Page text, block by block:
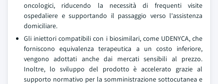
oncologici, riducendo la necessità di frequenti visite
ospedaliere e supportando il passaggio verso l'assistenza
domiciliare.
Gli iniettori compatibili con i biosimilari, come UDENYCA, che
forniscono equivalenza terapeutica a un costo inferiore,
vengono adottati anche dai mercati sensibili al prezzo.
Inoltre, lo sviluppo del prodotto è accelerato grazie al
supporto normativo per la somministrazione sottocutanea e